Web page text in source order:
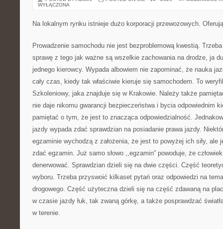
WYŁĄCZONA
Na lokalnym rynku istnieje dużo korporacji przewozowych. Oferują
Prowadzenie samochodu nie jest bezproblemową kwestią.
sprawę z tego jak ważne są wszelkie zachowania na drodze, ja
jednego kierowcy. Wypada albowiem nie zapominać, że nauka
cały czas, kiedy tak właściwie kieruje się samochodem. To
Szkoleniowy, jaka znajduje się w Krakowie. Należy także
nie daje nikomu gwarancji bezpieczeństwa i bycia odpowiednim
pamiętać o tym, że jest to znacząca odpowiedzialność.
jazdy wypada zdać sprawdzian na posiadanie prawa jazdy.
egzaminie wychodzą z założenia, że jest to powyżej ich siły,
zdać egzamin. Już samo słowo ,,egzamin” powoduje, że
denerwować. Sprawdzian dzieli się na dwie części. Część
wyboru. Trzeba przyswoić kilkaset pytań oraz odpowiedzi na
drogowego. Część użyteczna dzieli się na część zdawaną na
w czasie jazdy łuk, tak zwaną górkę, a także posprawdzać
w terenie.